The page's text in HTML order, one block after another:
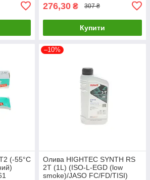
276,30 ₴ 307 ₴
Купити
(-55°C
–10%
Олива HIGHTEC SYNTH RS
2T (1L) (ISO-L-EGD (low
smoke)/JASO FC/FD/TISI)